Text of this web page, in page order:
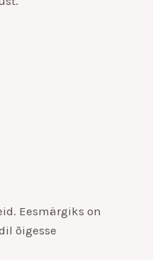
Eesmärgiks on
õigesse